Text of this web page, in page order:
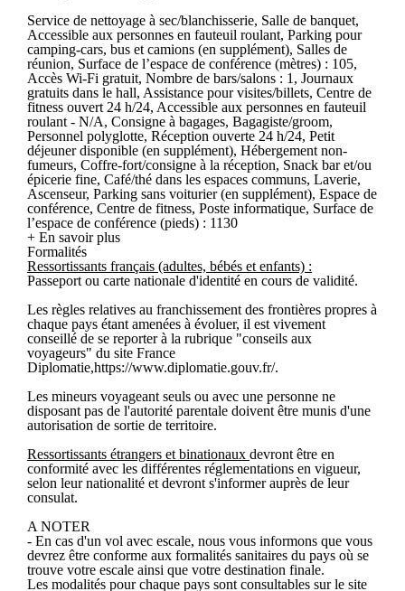
Service de nettoyage à sec/blanchisserie, Salle de banquet,
Accessible aux personnes en fauteuil roulant, Parking pour
camping-cars, bus et camions (en supplément), Salles de
réunion, Surface de l’espace de conférence (mètres) : 105,
Accès Wi-Fi gratuit, Nombre de bars/salons : 1, Journaux
gratuits dans le hall, Assistance pour visites/billets, Centre de
fitness ouvert 24 h/24, Accessible aux personnes en fauteuil
roulant - N/A, Consigne à bagages, Bagagiste/groom,
Personnel polyglotte, Réception ouverte 24 h/24, Petit
déjeuner disponible (en supplément), Hébergement non-
fumeurs, Coffre-fort/consigne à la réception, Snack bar et/ou
épicerie fine, Café/thé dans les espaces communs, Laverie,
Ascenseur, Parking sans voiturier (en supplément), Espace de
conférence, Centre de fitness, Poste informatique, Surface de
l’espace de conférence (pieds) : 1130
+ En savoir plus
Formalités
Ressortissants français (adultes, bébés et enfants) :
Passeport ou carte nationale d'identité en cours de validité.
Les règles relatives au franchissement des frontières propres à
chaque pays étant amenées à évoluer, il est vivement
conseillé de se reporter à la rubrique "conseils aux
voyageurs" du site France
Diplomatie,https://www.diplomatie.gouv.fr/.
Les mineurs voyageant seuls ou avec une personne ne
disposant pas de l'autorité parentale doivent être munis d'une
autorisation de sortie de territoire.
Ressortissants étrangers et binationaux devront être en
conformité avec les différentes réglementations en vigueur,
selon leur nationalité et devront s'informer auprès de leur
consulat.
A NOTER
- En cas d'un vol avec escale, nous vous informons que vous
devrez être conforme aux formalités sanitaires du pays où se
trouve votre escale ainsi que votre destination finale.
Les modalités pour chaque pays sont consultables sur le site